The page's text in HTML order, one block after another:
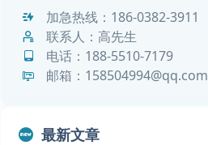
加急热线： 186-0382-3911
联系人：高先生
电话： 188-5510-7179
邮箱：158504994@qq.com
最新文章